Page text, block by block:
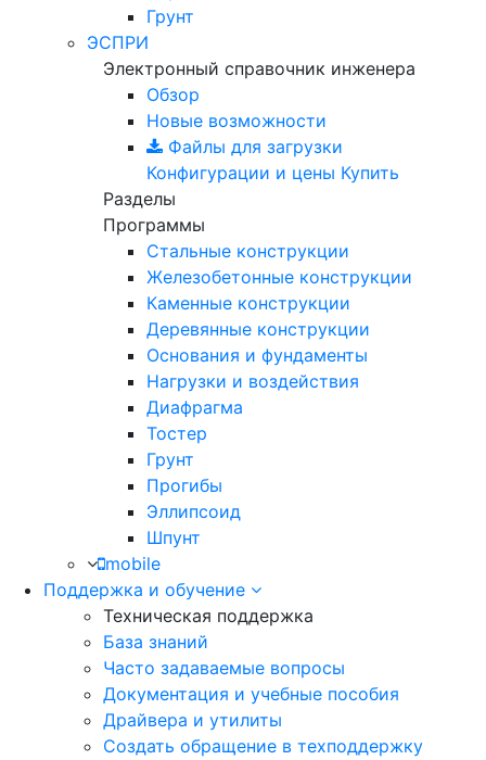
Грунт
ЭСПРИ
Электронный справочник инженера
Обзор
Новые возможности
Файлы для загрузки
Конфигурации и цены Купить
Разделы
Программы
Стальные конструкции
Железобетонные конструкции
Каменные конструкции
Деревянные конструкции
Основания и фундаменты
Нагрузки и воздействия
Диафрагма
Тостер
Грунт
Прогибы
Эллипсоид
Шпунт
mobile
Поддержка и обучение
Техническая поддержка
База знаний
Часто задаваемые вопросы
Документация и учебные пособия
Драйвера и утилиты
Создать обращение в техподдержку